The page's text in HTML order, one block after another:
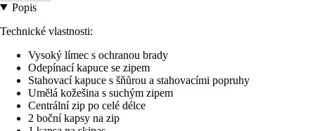
Popis
Technické vlastnosti:
Vysoký límec s ochranou brady
Odepínací kapuce se zipem
Stahovací kapuce s šňůrou a stahovacími popruhy
Umělá kožešina s suchým zipem
Centrální zip po celé délce
2 boční kapsy na zip